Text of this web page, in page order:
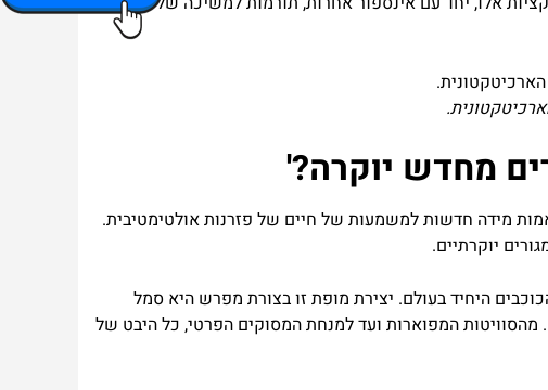
מידה חדשות למשמעות של חיים של פזרנות אולטימטיבית.
יוקרתיים.
היחיד בעולם. יצירת מופת זו בצורת מפרש היא סמל
המפוארות ועד למנחת המסוקים הפרטי, כל היבט של